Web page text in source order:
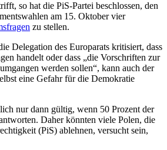
so hat die PiS-Partei beschlossen, den
am 15. Oktober vier
zu stellen.
Delegation des Europarats kritisiert, dass
handelt oder dass „die Vorschriften zur
werden sollen“, kann auch der
eine Gefahr für die Demokratie
nur dann gültig, wenn 50 Prozent der
Daher könnten viele Polen, die
(PiS) ablehnen, versucht sein,